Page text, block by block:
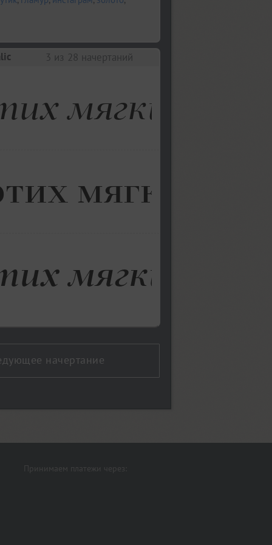
3 из 28 начертаний
начертание
Принимаем платежи через: